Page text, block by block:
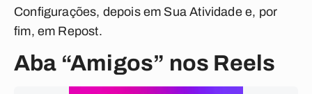
Configurações, depois em Sua Atividade e, por
fim, em Repost.
Aba “Amigos” nos Reels